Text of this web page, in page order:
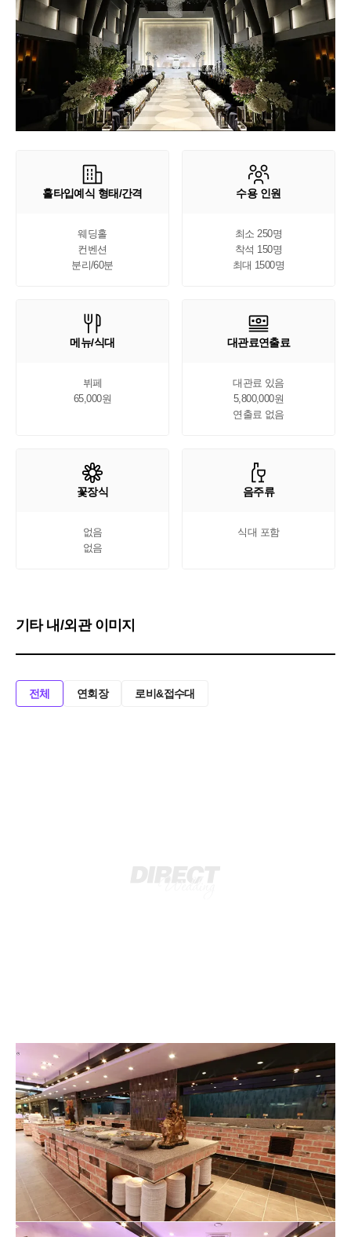
홀타입예식 형태/간격
웨딩홀
컨벤션
분리/60분
수용 인원
최소 250명
착석 150명
최대 1500명
메뉴/식대
뷔페
65,000원
대관료연출료
대관료 있음
5,800,000원
연출료 없음
꽃장식
없음
없음
음주류
식대 포함
기타 내/외관 이미지
전체 연회장 로비&접수대